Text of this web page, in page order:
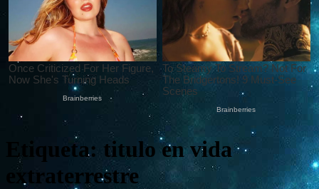
Etiqueta: titulo en vida
extraterrestre